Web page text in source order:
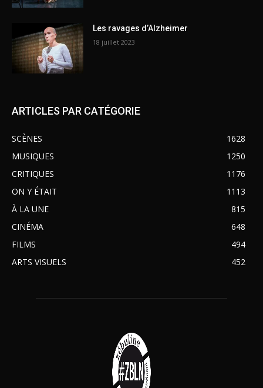
Les ravages d’Alzheimer
18 juillet 2023
ARTICLES PAR CATÉGORIE
SCÈNES
1628
MUSIQUES
1250
CRITIQUES
1176
ON Y ÉTAIT
1113
À LA UNE
815
CINÉMA
648
FILMS
494
ARTS VISUELS
452